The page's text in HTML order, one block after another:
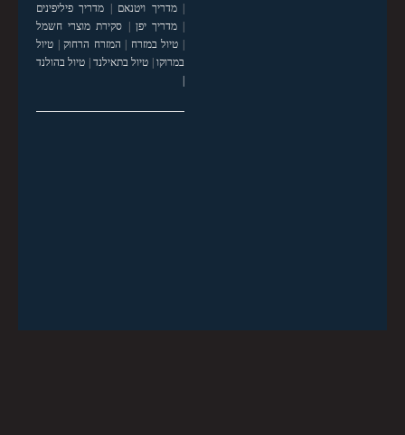
|מדריך ויטנאם
מדריך פיליפינים
|מדריך יפן
סקירת מוצרי חשמל
טיול במזרח המזרח הרחוק| טיול
במרוקו| טיול בתאילנד| טיול בהולנד